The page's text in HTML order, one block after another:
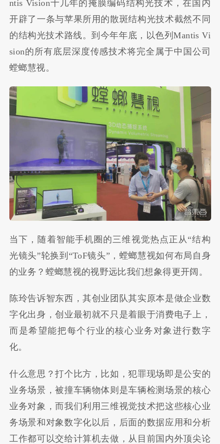
ntis Vision十几年的掩膜编码结构光技术，在国内
开辟了一条与苹果所用的散斑结构光技术截然不同
的结构光技术路线。到今年年底，以色列Mantis Vi
sion的所有底层深度传感技术将完全属于中国公司
螳螂慧视。
当下，随着智能手机圈的三维视觉热点正从“结构
光镜头”轮换到“ToF镜头”，螳螂慧视如何布局自身
的业务？螳螂慧视的视野远比我们想象得更开阔。
陈玲告诉智东西，其创业团队其实原本是做企业数
字化出身，创业最初就不只是着眼于消费电子上，
而是希望能把每个行业的核心业务对象进行数字
化。
什么意思？打个比方，比如，犯罪现场即是公安的
业务场景，被撞车辆物体则是车辆检测场景的核心
业务对象，而我们利用三维视觉技术把这些核心业
务场景和对象数字化以后，后面的数据应用和分析
工作都可以交给计算机去做，从目前国内外顶尖论